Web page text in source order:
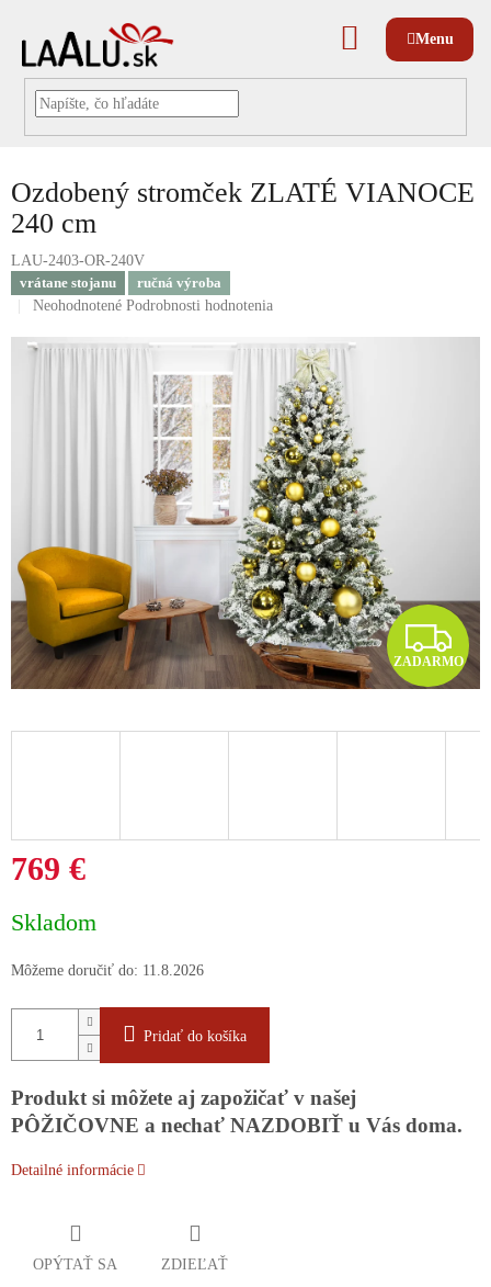
NÁKUPNÝ
KOŠÍK
Ozdobený stromček ZLATÉ VIANOCE
240 cm
LAU-2403-OR-240V
vrátane stojanu
ručná výroba
Priemerné
produktu
Neohodnotené Podrobnosti hodnotenia
Z
A
D
ZADARMO
769 €
cena:
Skladom
Môžeme doručiť do: 11.8.2026
Pridať do košíka
Produkt si môžete aj zapožičať v našej
PÔŽIČOVNE a nechať NAZDOBIŤ u Vás doma.
Detailné informácie
OPÝTAŤ SA ZDIEĽAŤ